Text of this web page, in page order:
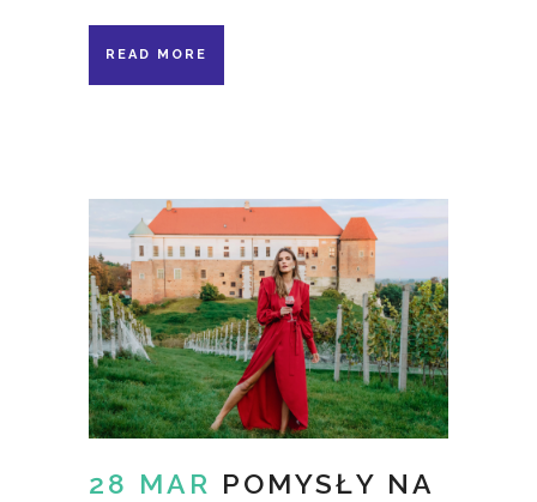
READ MORE
28 MAR POMYSŁY NA